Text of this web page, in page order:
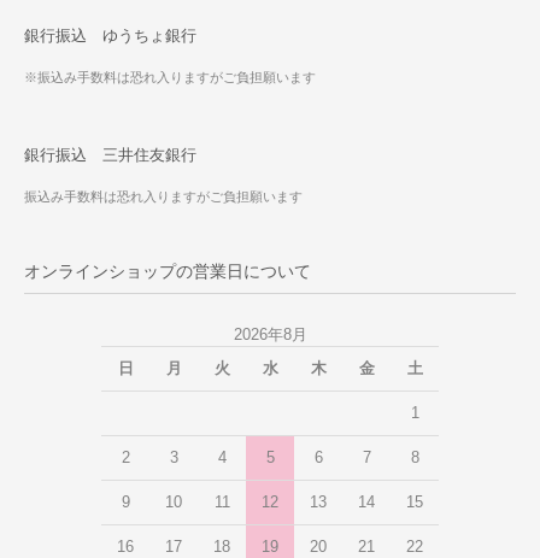
銀行振込 ゆうちょ銀行
※振込み手数料は恐れ入りますがご負担願います
銀行振込 三井住友銀行
振込み手数料は恐れ入りますがご負担願います
オンラインショップの営業日について
2026年8月
日
月 火 水 木 金 土
1
2 3 4 5 6 7 8
9 10 11 12 13 14 15
16 17 18 19 20 21 22